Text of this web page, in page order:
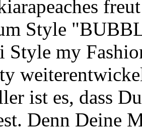
Style
my
ist es, dass
Denn Deine